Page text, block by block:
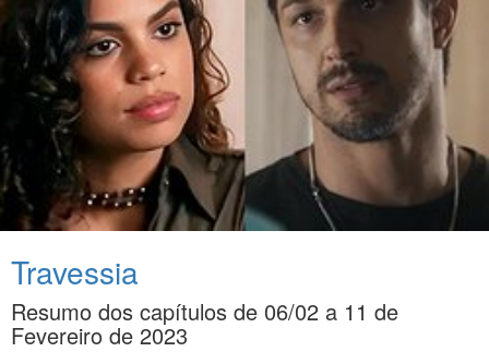
Travessia
Resumo dos capítulos de 06/02 a 11 de
Fevereiro de 2023